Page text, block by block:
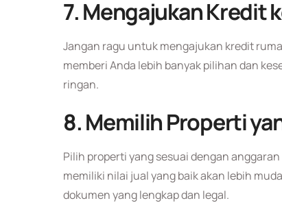
7.Mengajukan Kredit
Jangan ragu untuk mengajukan kredit
memberi Anda lebih banyak pilihan dan
ringan.
8.Memilih Properti
Pilih properti yang sesuai dengan
memiliki nilai jual yang baik akan lebih
dokumen yang lengkap dan legal.